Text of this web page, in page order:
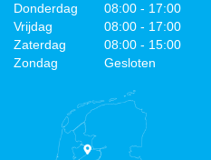
Donderdag
08:00 - 17:00
Vrijdag
08:00 - 17:00
Zaterdag
08:00 - 15:00
Zondag
Gesloten